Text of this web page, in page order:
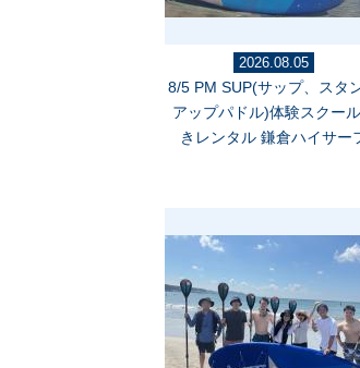
2026.08.05
8/5 PM SUP(サップ、スタ
アップパドル)体験スクー
きレンタル 鎌倉ハイサー